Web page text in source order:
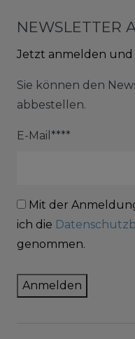
NEWSLETTER
Jetzt anmelden und
Sie können den
abbestellen.
E-Mail****
Mit der
ich die
genommen.
Anmelden